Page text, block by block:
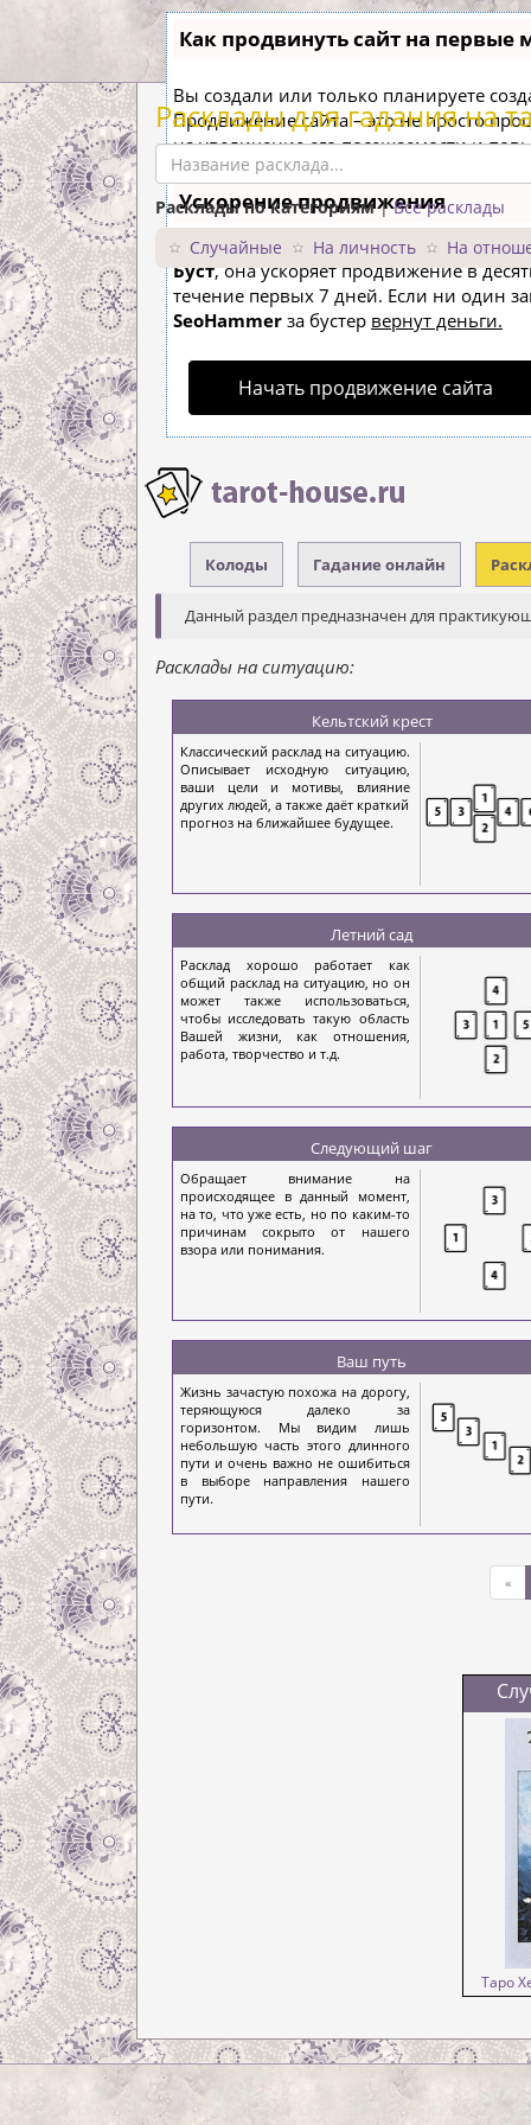
Как продвинуть сайт на первые
Вы создали или только планируете
Продвижение сайта – это не просто
на увеличение его посещаемости и
Ускорение продвижения
Если вам трудно попасть на первые
Буст, она ускоряет продвижение в
течение первых 7 дней. Если ни один
SeoHammer за бустер вернут деньги.
Начать продвижение сайта
Колоды Гадание онлайн
Расклады для гадания на
Расклады по категориям|Все расклады
Случайные
На личность На
Данный раздел предназначен для
Расклады на ситуацию:
Кельтский крест
Классический расклад на ситуацию.
Описывает исходную ситуацию,
ваши цели и мотивы, влияние
других людей, а также даёт краткий
прогноз на ближайшее будущее.
Летний сад
Расклад хорошо работает как
общий расклад на ситуацию, но он
может также использоваться,
чтобы исследовать такую область
Вашей жизни, как отношения,
работа, творчество и т.д.
Следующий шаг
Обращает внимание на
происходящее в данный момент,
на то, что уже есть, но по каким-то
причинам сокрыто от нашего
взора или понимания.
Ваш путь
Жизнь зачастую похожа на дорогу,
теряющуюся далеко за
горизонтом. Мы видим лишь
небольшую часть этого длинного
пути и очень важно не ошибиться
в выборе направления нашего
пути.
«
Таро